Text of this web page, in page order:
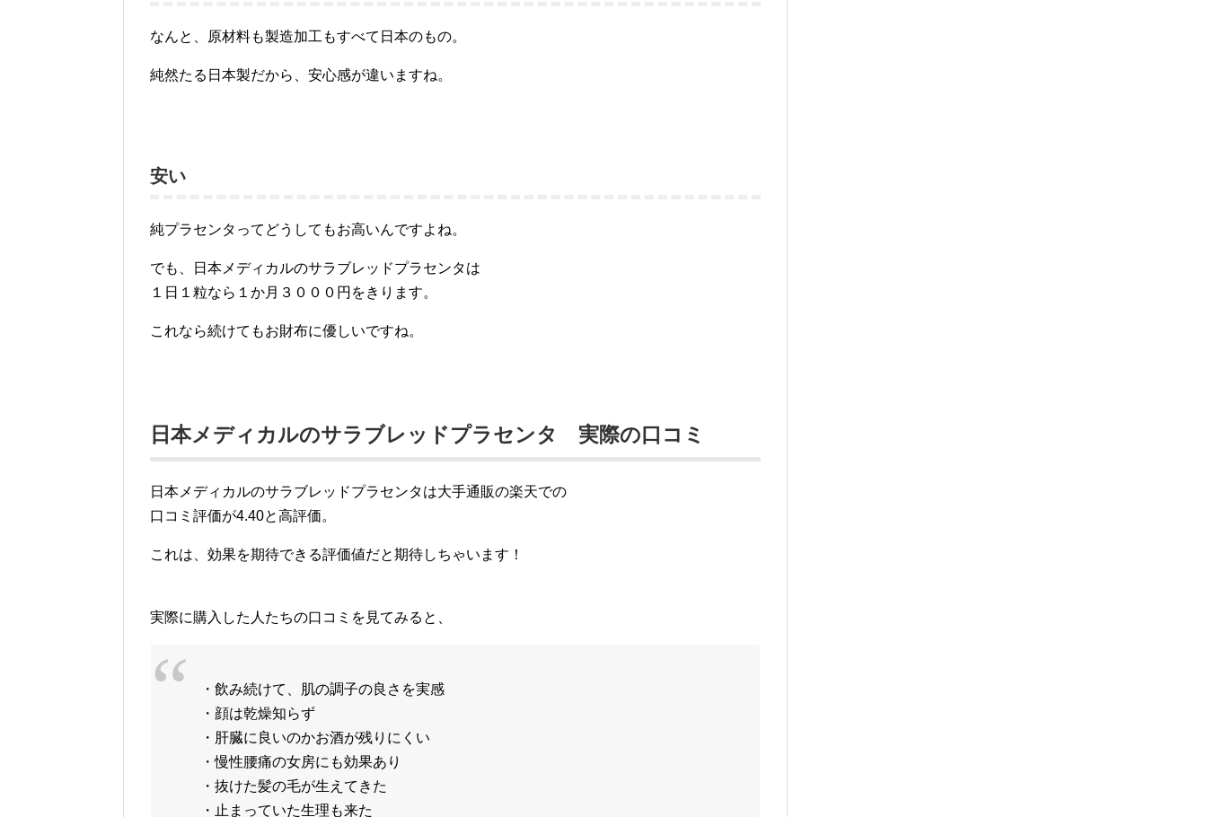
なんと、原材料も製造加工もすべて日本のもの。
純然たる日本製だから、安心感が違いますね。
安い
純プラセンタってどうしてもお高いんですよね。
でも、日本メディカルのサラブレッドプラセンタは
１日１粒なら１か月３０００円をきります。
これなら続けてもお財布に優しいですね。
日本メディカルのサラブレッドプラセンタ 実際の口コミ
日本メディカルのサラブレッドプラセンタは大手通販の楽天での
口コミ評価が4.40と高評価。
これは、効果を期待できる評価値だと期待しちゃいます！
実際に購入した人たちの口コミを見てみると、
・飲み続けて、肌の調子の良さを実感
・顔は乾燥知らず
・肝臓に良いのかお酒が残りにくい
・慢性腰痛の女房にも効果あり
・抜けた髪の毛が生えてきた
・止まっていた生理も来た